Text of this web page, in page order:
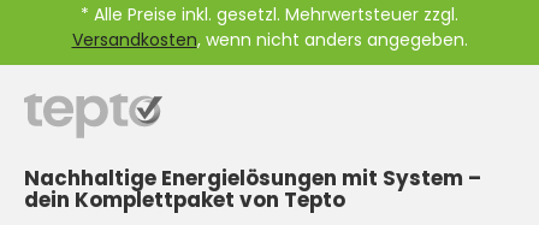
* Alle Preise inkl. gesetzl. Mehrwertsteuer zzgl.
Versandkosten, wenn nicht anders angegeben.
Nachhaltige Energielösungen mit System –
dein Komplettpaket von Tepto